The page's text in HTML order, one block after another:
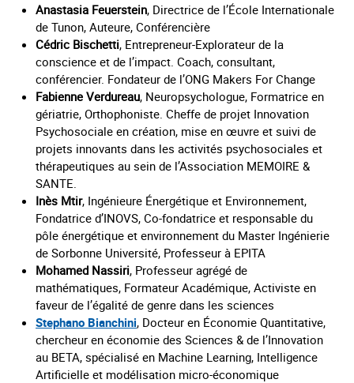
Anastasia Feuerstein, Directrice de l’École Internationale
de Tunon, Auteure, Conférencière
Cédric Bischetti, Entrepreneur-Explorateur de la
conscience et de l’impact. Coach, consultant,
conférencier. Fondateur de l’ONG Makers For Change
Fabienne Verdureau, Neuropsychologue, Formatrice en
gériatrie, Orthophoniste. Cheffe de projet Innovation
Psychosociale en création, mise en œuvre et suivi de
projets innovants dans les activités psychosociales et
thérapeutiques au sein de l’Association MEMOIRE &
SANTE.
Inès Mtir, Ingénieure Énergétique et Environnement,
Fondatrice d’INOVS, Co-fondatrice et responsable du
pôle énergétique et environnement du Master Ingénierie
de Sorbonne Université, Professeur à EPITA
Mohamed Nassiri, Professeur agrégé de
mathématiques, Formateur Académique, Activiste en
faveur de l’égalité de genre dans les sciences
Stephano Bianchini, Docteur en Économie Quantitative,
chercheur en économie des Sciences & de l’Innovation
au BETA, spécialisé en Machine Learning, Intelligence
Artificielle et modélisation micro-économique